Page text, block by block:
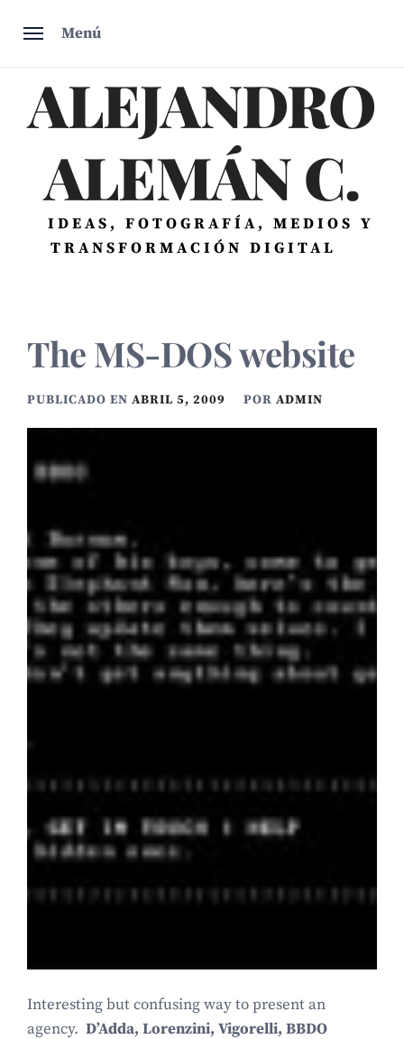
Menú
ALEJANDRO
ALEMÁN C.
IDEAS, FOTOGRAFÍA, MEDIOS Y
TRANSFORMACIÓN DIGITAL
The MS-DOS website
PUBLICADO EN ABRIL 5, 2009 POR ADMIN
Interesting but confusing way to present an
agency. D’Adda, Lorenzini, Vigorelli, BBDO